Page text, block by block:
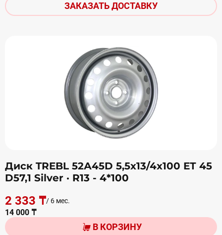
ЗАКАЗАТЬ ДОСТАВКУ
Диск TREBL 52А45D 5,5х13/4х100 ЕТ 45
D57,1 Silver · R13 - 4*100
2 333 ₸/ 6 мес.
14 000 ₸
В КОРЗИНУ